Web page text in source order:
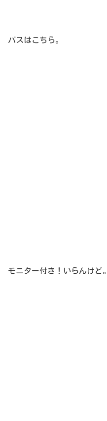
バスはこちら。
モニター付き！いらんけど。